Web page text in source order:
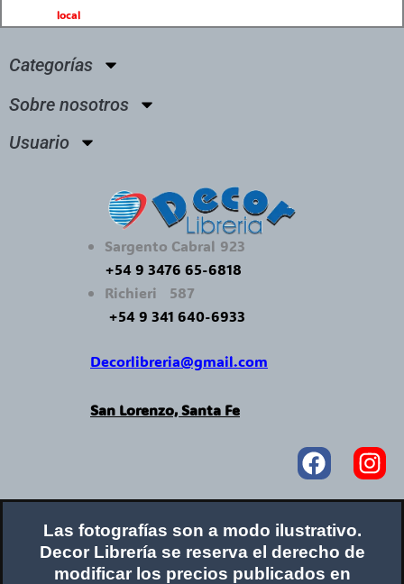
local
Categorías
Sobre nosotros
Usuario
Sargento Cabral 923
+54 9 3476 65-6818
Richieri 587
+54 9 341 640-6933
Decorlibreria@gmail.com
San Lorenzo, Santa Fe
Las fotografías son a modo ilustrativo.
Decor Librería se reserva el derecho de
modificar los precios publicados en